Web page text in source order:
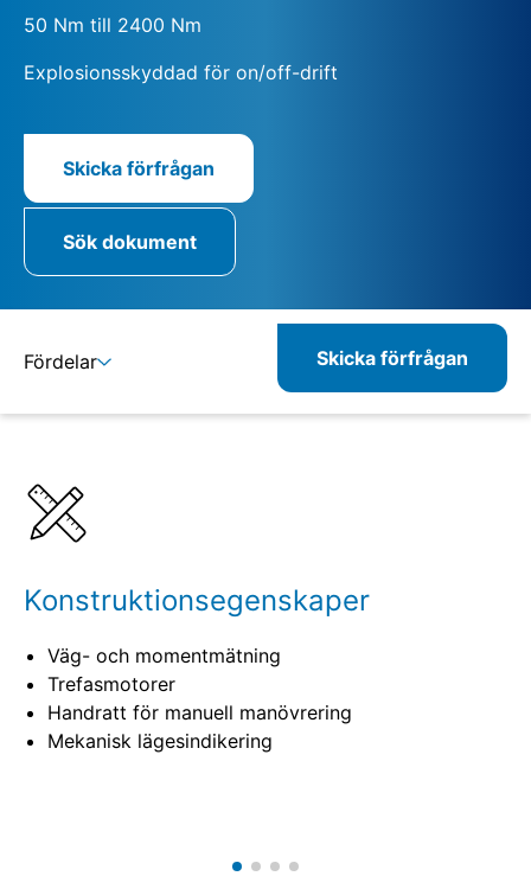
50 Nm till 2400 Nm
Explosionsskyddad för on/off-drift
Skicka förfrågan
Sök dokument
Fördelar
Kombinerbara produkter
Relaterade produkter
Skicka förfrågan
Konstruktionsegenskaper
Väg- och momentmätning
Trefasmotorer
Handratt för manuell manövrering
Mekanisk lägesindikering